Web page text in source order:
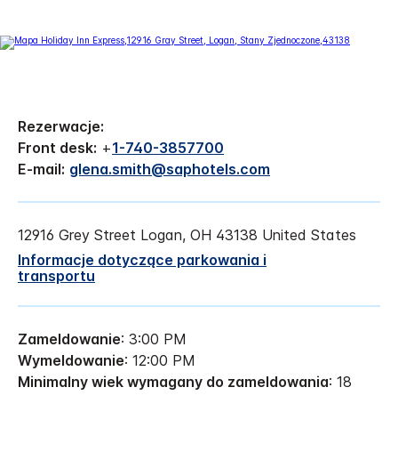
Rezerwacje:
Front desk: +1-740-3857700
E-mail: glena.smith@saphotels.com
12916 Grey Street Logan, OH 43138 United States
Informacje dotyczące parkowania i
transportu
Zameldowanie: 3:00 PM
Wymeldowanie: 12:00 PM
Minimalny wiek wymagany do zameldowania: 18